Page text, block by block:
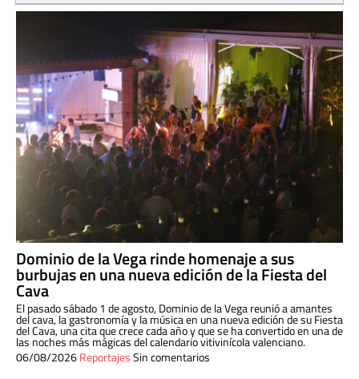
Dominio de la Vega rinde homenaje a sus
burbujas en una nueva edición de la Fiesta del
Cava
El pasado sábado 1 de agosto, Dominio de la Vega reunió a amantes
del cava, la gastronomía y la música en una nueva edición de su Fiesta
del Cava, una cita que crece cada año y que se ha convertido en una de
las noches más mágicas del calendario vitivinícola valenciano.
06/08/2026ReportajesSin comentarios